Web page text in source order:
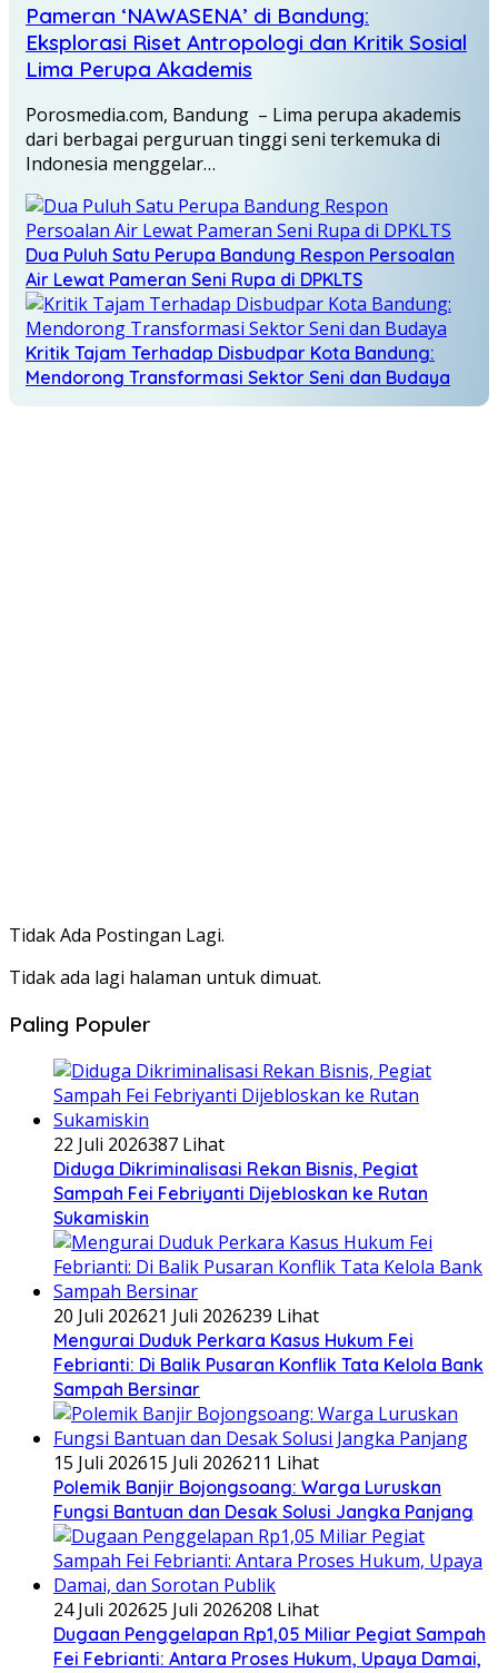
Pameran ‘NAWASENA’ di Bandung:
Eksplorasi Riset Antropologi dan Kritik Sosial
Lima Perupa Akademis
Porosmedia.com, Bandung – Lima perupa akademis
dari berbagai perguruan tinggi seni terkemuka di
Indonesia menggelar…
Dua Puluh Satu Perupa Bandung Respon Persoalan
Air Lewat Pameran Seni Rupa di DPKLTS
Kritik Tajam Terhadap Disbudpar Kota Bandung:
Mendorong Transformasi Sektor Seni dan Budaya
Tidak Ada Postingan Lagi.
Tidak ada lagi halaman untuk dimuat.
Paling Populer
22 Juli 2026387 Lihat
Diduga Dikriminalisasi Rekan Bisnis, Pegiat
Sampah Fei Febriyanti Dijebloskan ke Rutan
Sukamiskin
20 Juli 202621 Juli 2026239 Lihat
​Mengurai Duduk Perkara Kasus Hukum Fei
Febrianti: Di Balik Pusaran Konflik Tata Kelola Bank
Sampah Bersinar
15 Juli 202615 Juli 2026211 Lihat
Polemik Banjir Bojongsoang: Warga Luruskan
Fungsi Bantuan dan Desak Solusi Jangka Panjang
24 Juli 202625 Juli 2026208 Lihat
Dugaan Penggelapan Rp1,05 Miliar Pegiat Sampah
Fei Febrianti: Antara Proses Hukum, Upaya Damai,